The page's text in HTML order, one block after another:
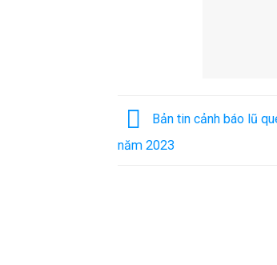
Bản tin cảnh báo lũ
năm 2023